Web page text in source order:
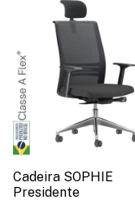
Cadeira SOPHIE
Presidente